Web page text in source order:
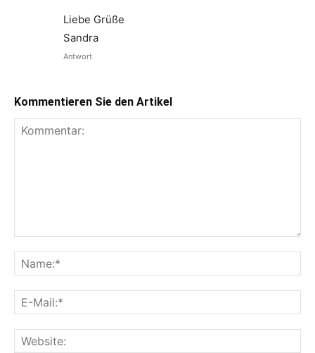
Liebe Grüße
Sandra
Antwort
Kommentieren Sie den Artikel